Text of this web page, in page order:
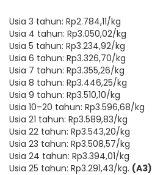
Usia 3 tahun: Rp2.784,11/kg
Usia 4 tahun: Rp3.050,02/kg
Usia 5 tahun: Rp3.234,92/kg
Usia 6 tahun: Rp3.326,70/kg
Usia 7 tahun: Rp3.355,26/kg
Usia 8 tahun: Rp3.446,25/kg
Usia 9 tahun: Rp3.510,10/kg
Usia 10–20 tahun: Rp3.596,68/kg
Usia 21 tahun: Rp3.589,83/kg
Usia 22 tahun: Rp3.543,20/kg
Usia 23 tahun: Rp3.508,57/kg
Usia 24 tahun: Rp3.394,01/kg
Usia 25 tahun: Rp3.291,43/kg. (A3)